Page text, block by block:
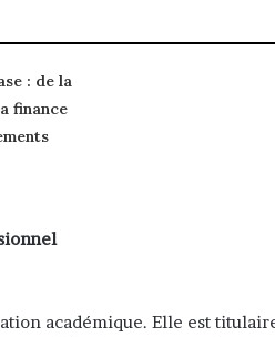
: de la
finance
académique. Elle est